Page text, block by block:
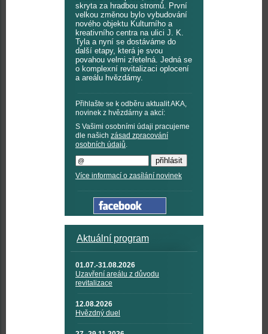
skryta za hradbou stromů. První
velkou změnou bylo vybudování
nového objektu Kulturního a
kreativního centra na ulici J. K.
Tyla a nyní se dostáváme do
další etapy, která je svou
povahou velmi zřetelná. Jedná se
o komplexní revitalizaci oplocení
a areálu hvězdárny.
Přihlašte se k odběru aktualit AKA,
novinek z hvězdárny a akcí:
S Vašimi osobními údaji pracujeme
dle našich zásad zpracování
osobních údajů.
Více informací o zasílání novinek
Aktuální program
01.07.-31.08.2026
Uzavření areálu z důvodu
revitalizace
12.08.2026
Hvězdný duel